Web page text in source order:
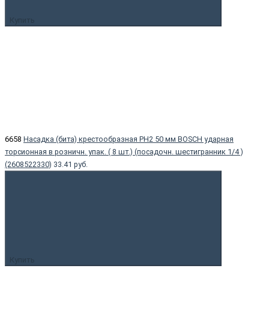
Купить
6658 Насадка (бита) крестообразная PH2 50 мм BOSCH ударная
торсионная в розничн. упак. ( 8 шт.) (посадочн. шестигранник 1/4 )
(2608522330) 33.41 руб.
Купить